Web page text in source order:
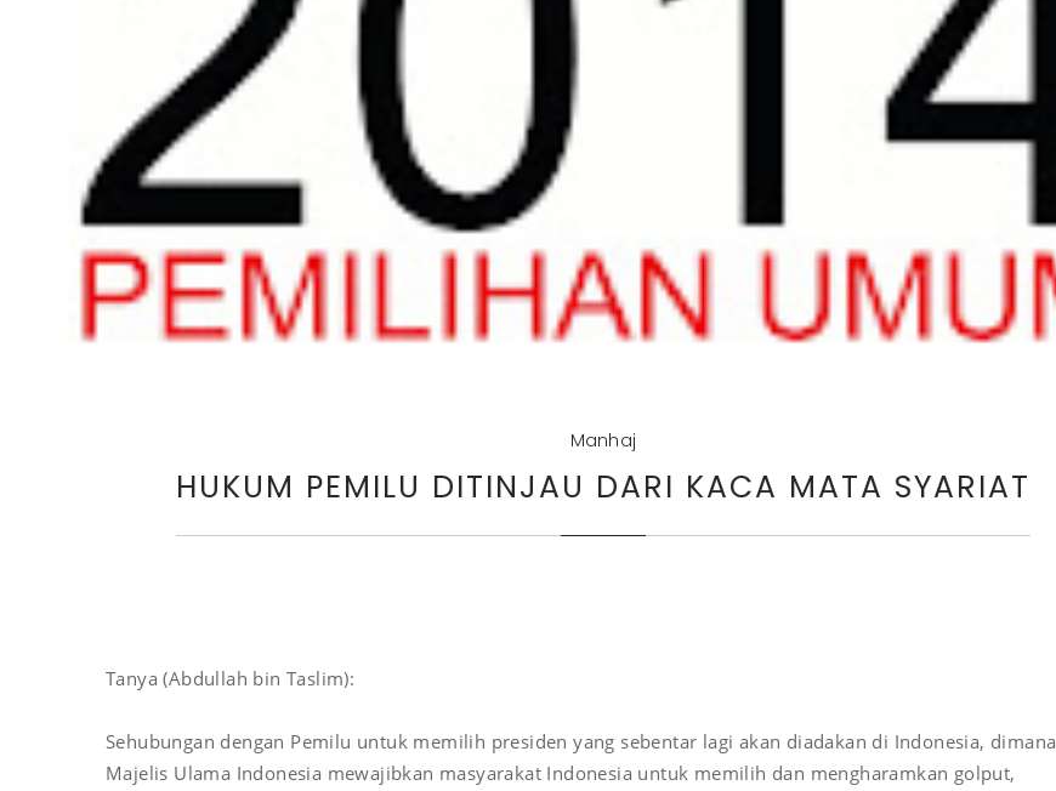
Manhaj
HUKUM PEMILU DITINJAU DARI KACA MATA SYARIAT
Tanya (Abdullah bin Taslim):
Sehubungan dengan Pemilu untuk memilih presiden yang sebentar lagi akan diadakan di Indonesia, dimana
Majelis Ulama Indonesia mewajibkan masyarakat Indonesia untuk memilih dan mengharamkan golput,